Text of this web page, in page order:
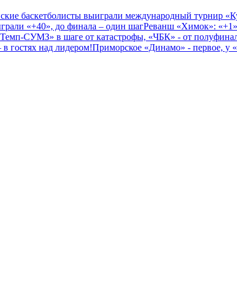
баскетболисты выиграли международный турнир
«+40», до финала – один шагРеванш «Химок»:
СУМЗ» в шаге от катастрофы, «ЧБК» - от
гостях над лидером!Приморское «Динамо» - первое, у